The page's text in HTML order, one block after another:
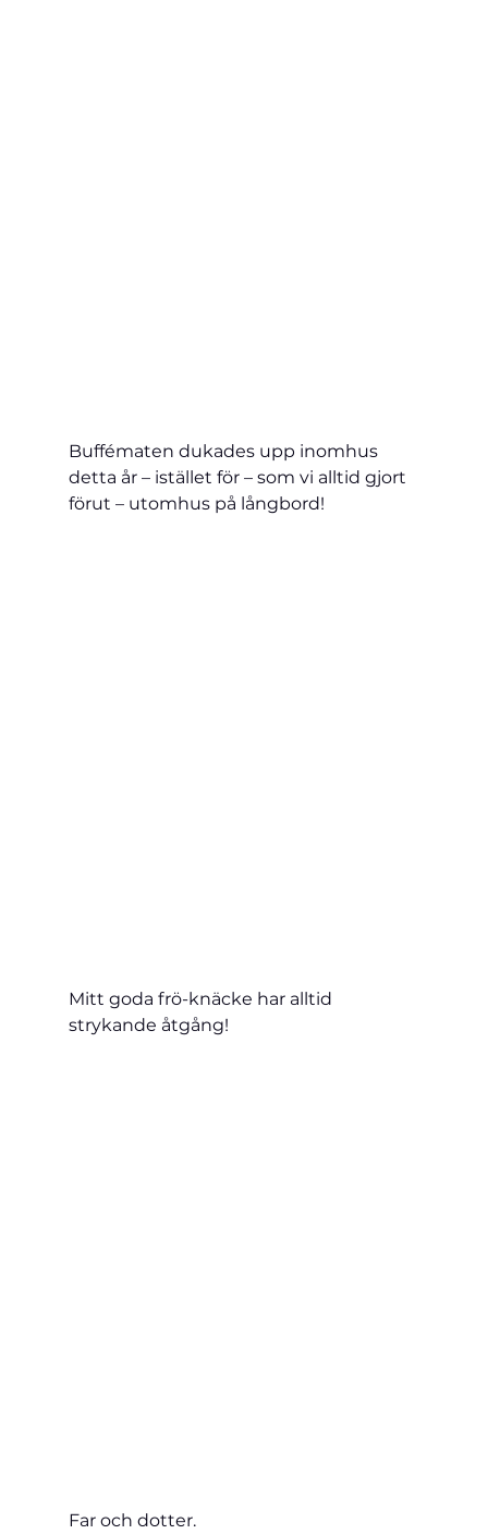
Buffématen dukades upp inomhus
detta år – istället för – som vi alltid gjort
förut – utomhus på långbord!
Mitt goda frö-knäcke har alltid
strykande åtgång!
Far och dotter.